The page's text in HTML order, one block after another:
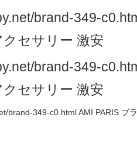
brand-349-
クセサリー 激安
brand-349-
クセサリー 激安
brand-349-c0.html AMI PARIS ブ